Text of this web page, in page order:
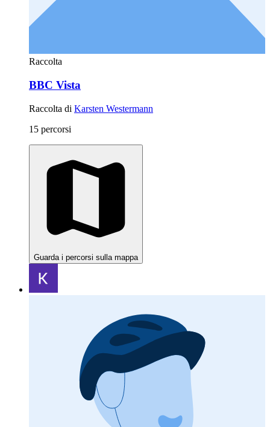
Raccolta
BBC Vista
Raccolta di Karsten Westermann
15 percorsi
Guarda i percorsi sulla mappa